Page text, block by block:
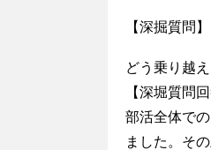
【深掘質問】
どう乗り越
【深堀質問回
部活全体で
ました。そ